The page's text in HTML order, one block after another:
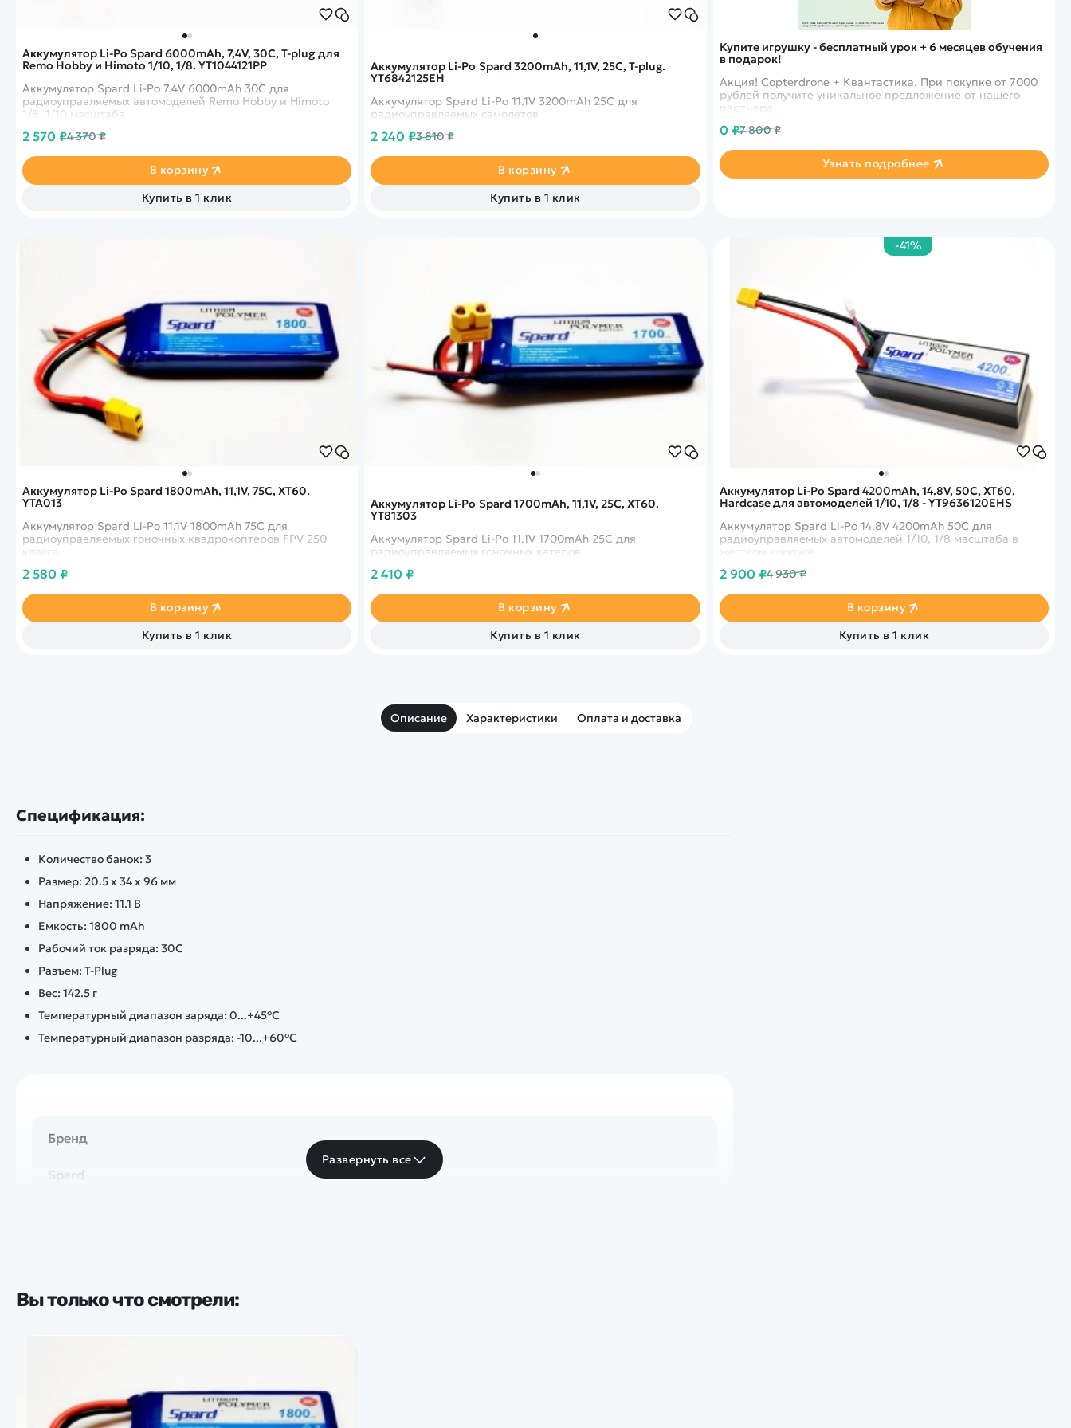
Купите игрушку - бесплатный урок + 6 месяцев обучения
в подарок!
Акция! Copterdrone + Квантастика. При покупке от 7000
рублей получите уникальное предложение от нашего
партнера
0 ₽7 800 ₽
Узнать подробнее
Аккумулятор Li-Po Spard 6000mAh, 7,4V, 30C, T‐plug для
Remo Hobby и Himoto 1/10, 1/8. YT1044121PP
Аккумулятор Spard Li-Po 7.4V 6000mAh 30C для
радиоуправляемых автомоделей Remo Hobby и Himoto
1/8, 1/10 масштаба
2 570 ₽4 370 ₽
В корзину
Купить в 1 клик
Аккумулятор Li-Po Spard 3200mAh, 11,1V, 25C, T‐plug.
YT6842125EH
Аккумулятор Spard Li-Po 11.1V 3200mAh 25C для
радиоуправляемых самолетов
2 240 ₽3 810 ₽
В корзину
Купить в 1 клик
Аккумулятор Li-Po Spard 1800mAh, 11,1V, 75C, XT60.
YTA013
Аккумулятор Spard Li-Po 11.1V 1800mAh 75C для
радиоуправляемых гоночных квадрокоптеров FPV 250
класса
2 580 ₽
В корзину
Купить в 1 клик
Аккумулятор Li-Po Spard 1700mAh, 11,1V, 25C, XT60.
YT81303
Аккумулятор Spard Li-Po 11.1V 1700mAh 25C для
радиоуправляемых гоночных катеров
2 410 ₽
В корзину
Купить в 1 клик
-41%
Аккумулятор Li-Po Spard 4200mAh, 14.8V, 50C, XT60,
Hardcase для автомоделей 1/10, 1/8 - YT9636120EHS
Аккумулятор Spard Li-Po 14.8V 4200mAh 50C для
радиоуправляемых автомоделей 1/10, 1/8 масштаба в
жестком корпусе.
2 900 ₽4 930 ₽
В корзину
Купить в 1 клик
Описание Характеристики Оплата и доставка
Спецификация:
Количество банок: 3
Размер: 20.5 х 34 х 96 мм
Напряжение: 11.1 В
Емкость: 1800 mAh
Рабочий ток разряда: 30С
Разъем: T-Plug
Вес: 142.5 г
Температурный диапазон заряда: 0...+45°C
Температурный диапазон разряда: -10...+60°C
Бренд
Spard
Развернуть все
Вы только что смотрели: